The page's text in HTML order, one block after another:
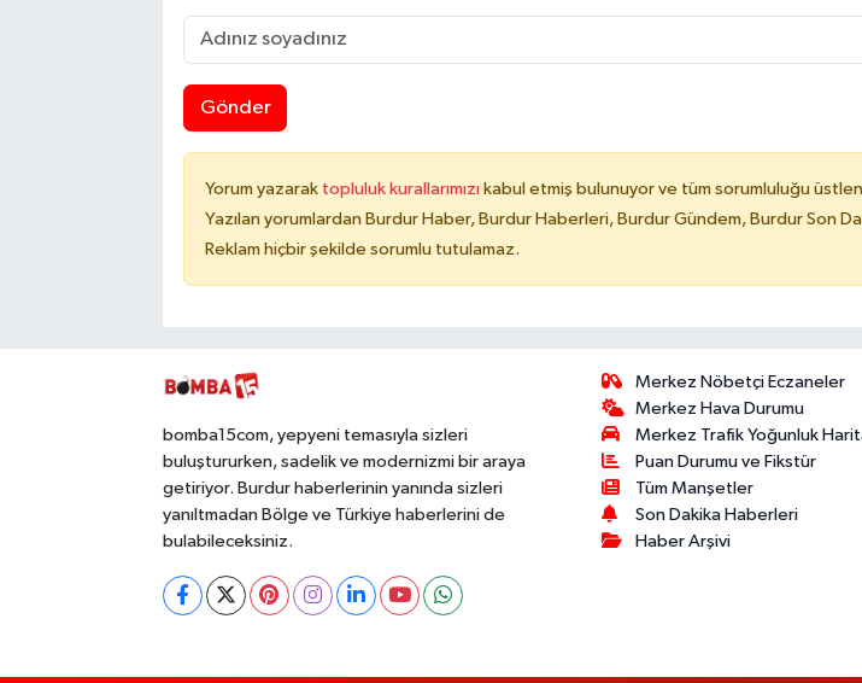
Gönder
Yorum yazarak topluluk kurallarımızı kabul etmiş bulunuyor ve tüm sorumluluğu
Yazılan yorumlardan Burdur Haber, Burdur Haberleri, Burdur Gündem, Burdur Son
Reklam hiçbir şekilde sorumlu tutulamaz.
bomba15com, yepyeni temasıyla sizleri
buluştururken, sadelik ve modernizmi bir araya
getiriyor. Burdur haberlerinin yanında sizleri
yanıltmadan Bölge ve Türkiye haberlerini de
bulabileceksiniz.
Merkez Nöbetçi Eczaneler
Merkez Hava Durumu
Merkez Trafik Yoğunluk
Puan Durumu ve Fikstür
Tüm Manşetler
Son Dakika Haberleri
Haber Arşivi